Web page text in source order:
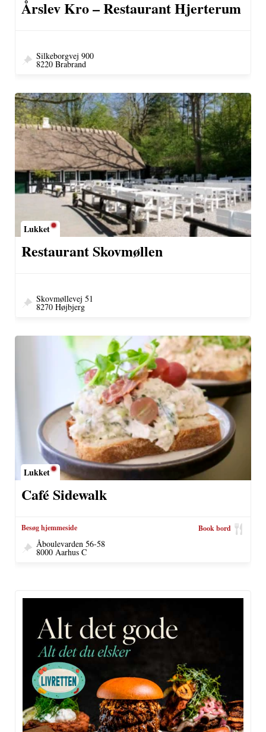
Årslev Kro – Restaurant Hjerterum
Silkeborgvej 900
8220 Brabrand
Lukket
Restaurant Skovmøllen
Skovmøllevej 51
8270 Højbjerg
Lukket
Café Sidewalk
Besøg hjemmeside Book bord
Åboulevarden 56-58
8000 Aarhus C